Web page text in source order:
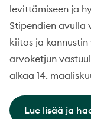
levittämiseen ja
Stipendien
kiitos ja
arvoketjun
alkaa 14.
Lue lisää ja